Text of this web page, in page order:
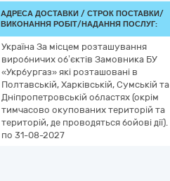
АДРЕСА ДОСТАВКИ / СТРОК ПОСТАВКИ/
ВИКОНАННЯ РОБІТ/НАДАННЯ ПОСЛУГ:
Україна За місцем розташування
виробничих об’єктів Замовника БУ
«Укрбургаз» які розташовані в
Полтавській, Харківській, Сумській та
Дніпропетровській областях (окрім
тимчасово окупованих територій та
територій, де проводяться бойові дії).
по 31-08-2027